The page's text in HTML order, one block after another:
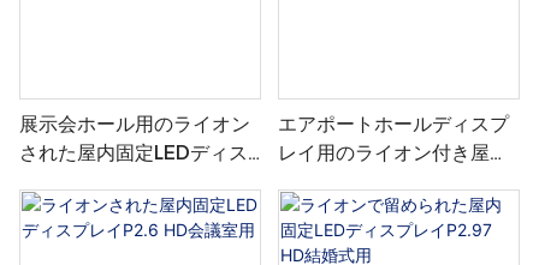
展示会ホール用のライオン
された屋内固定LEDディス
エアポートホールディスプ
レイ用のライオン付き屋内
P1.95 HD